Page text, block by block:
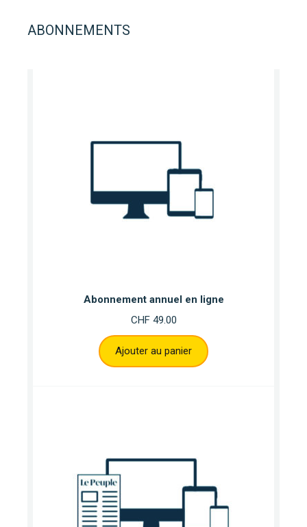
ABONNEMENTS
Abonnement annuel en ligne
CHF49.00
Ajouter au panier